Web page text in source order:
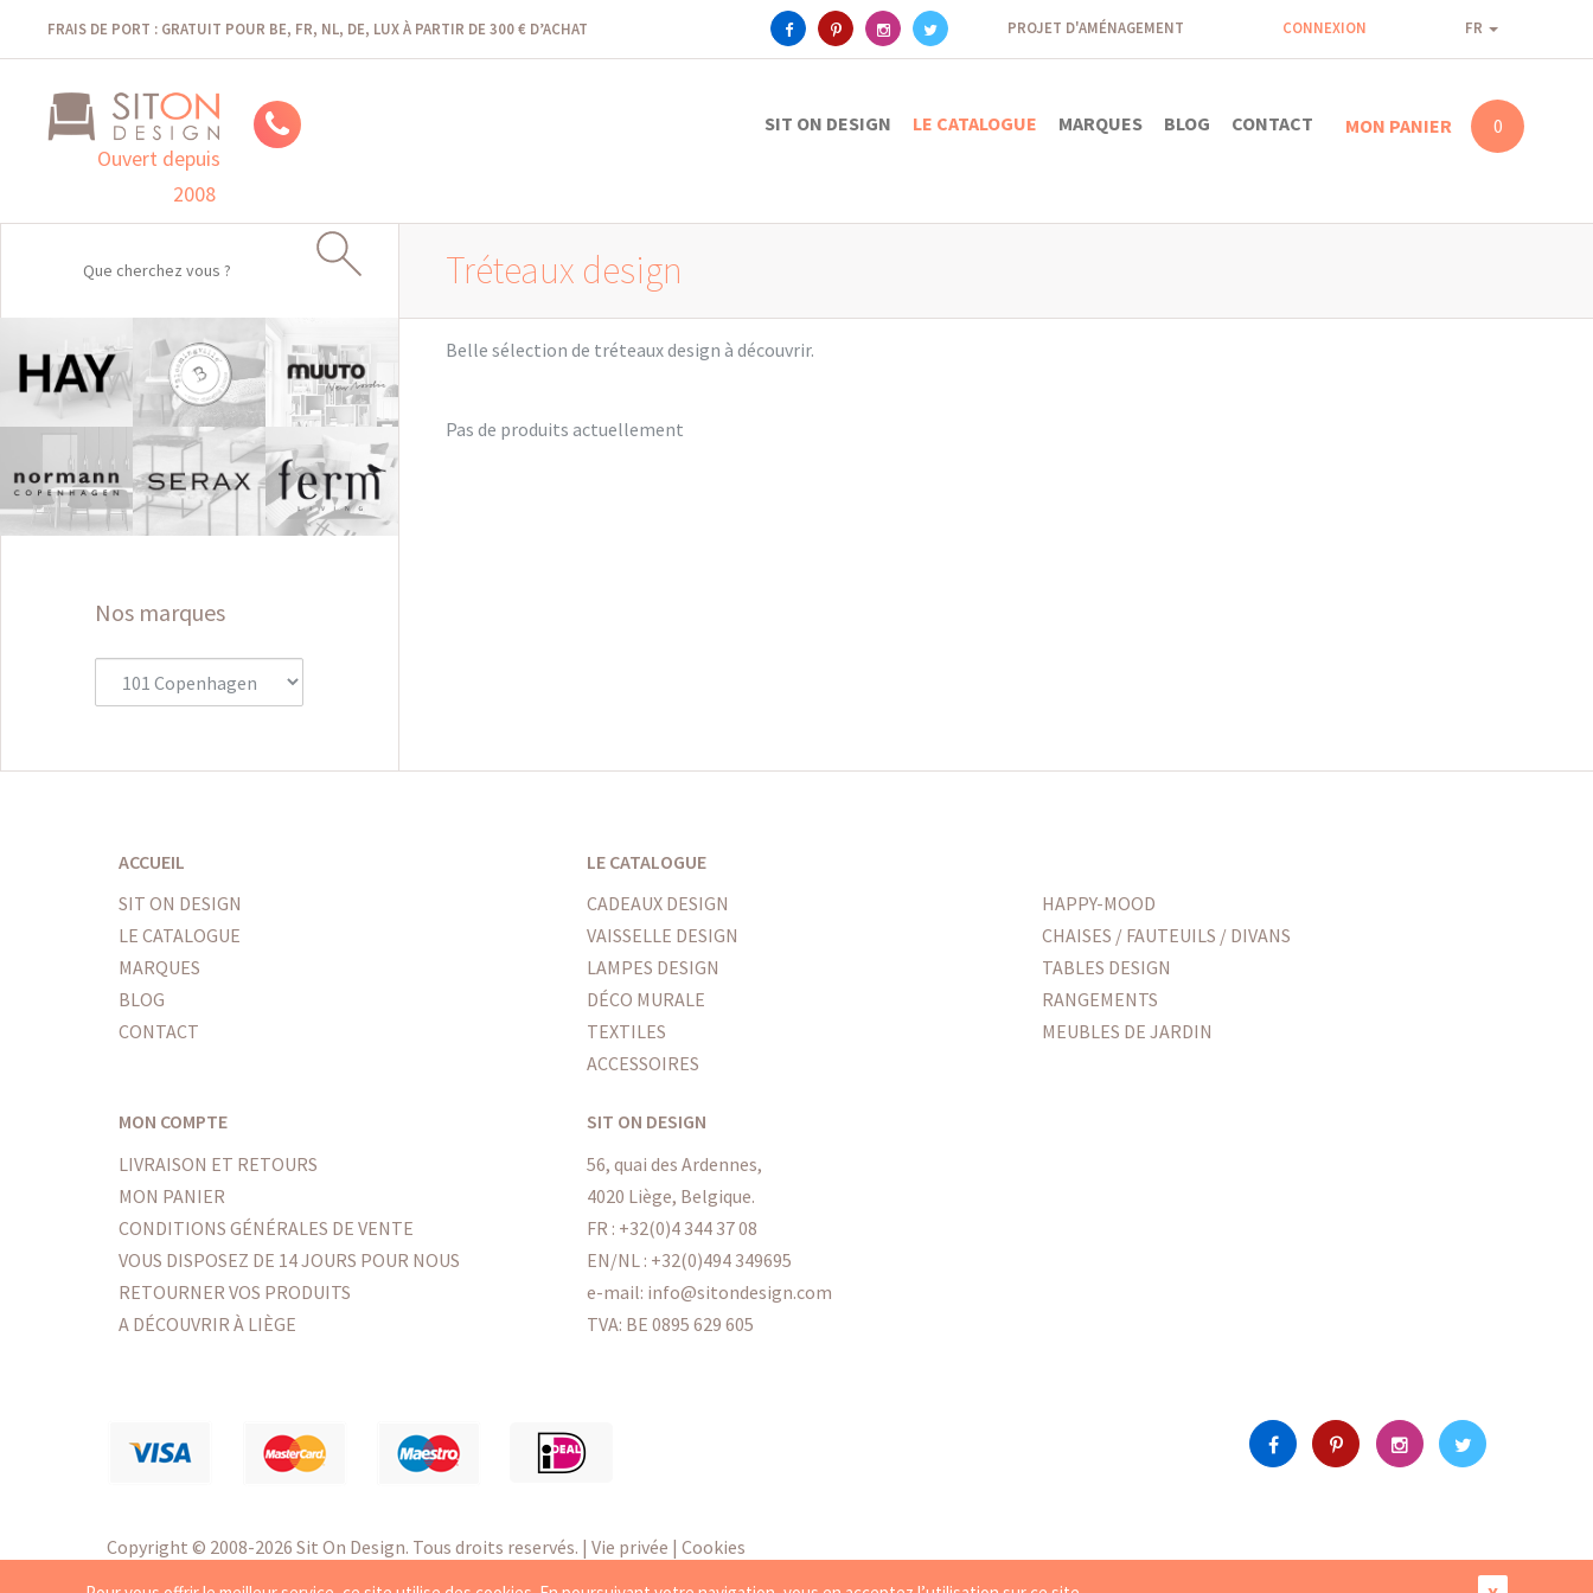
FRAIS DE PORT : GRATUIT POUR BE, FR, NL, DE, LUX À PARTIR DE 300 € D’ACHAT PROJET D'AMÉNAGEMENT CONNEXION FR
Ouvert depuis
2008
SIT ON DESIGN LE CATALOGUE MARQUES BLOG CONTACT MON PANIER 0
Nos marques
Tréteaux design
Belle sélection de tréteaux design à découvrir.
Pas de produits actuellement
ACCUEIL
SIT ON DESIGN
LE CATALOGUE
MARQUES
BLOG
CONTACT
LE CATALOGUE
CADEAUX DESIGN
VAISSELLE DESIGN
LAMPES DESIGN
DÉCO MURALE
TEXTILES
ACCESSOIRES
HAPPY-MOOD
CHAISES / FAUTEUILS / DIVANS
TABLES DESIGN
RANGEMENTS
MEUBLES DE JARDIN
MON COMPTE
LIVRAISON ET RETOURS
MON PANIER
CONDITIONS GÉNÉRALES DE VENTE
VOUS DISPOSEZ DE 14 JOURS POUR NOUS
RETOURNER VOS PRODUITS
A DÉCOUVRIR À LIÈGE
SIT ON DESIGN
56, quai des Ardennes,
4020 Liège, Belgique.
FR : +32(0)4 344 37 08
EN/NL : +32(0)494 349695
e-mail: info@sitondesign.com
TVA: BE 0895 629 605
Copyright © 2008-2026 Sit On Design. Tous droits reservés. | Vie privée | Cookies